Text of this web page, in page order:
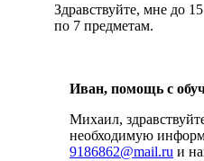
Здравствуйте, мне до
по 7 предметам.
Иван, помощь с
Михаил,
необходимую
9186862@mail.ru и